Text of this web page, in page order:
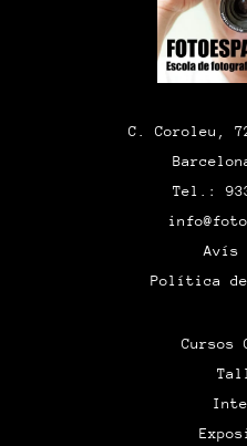
C. Coroleu,
Tel.:
Avís
Política
Cursos